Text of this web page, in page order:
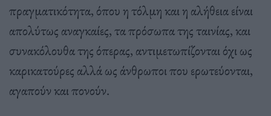
πραγματικότητα, όπου η τόλμη και η αλήθεια είναι
απολύτως αναγκαίες, τα πρόσωπα της ταινίας, και
συνακόλουθα της όπερας, αντιμετωπίζονται όχι ως
καρικατούρες αλλά ως άνθρωποι που ερωτεύονται,
αγαπούν και πονούν.